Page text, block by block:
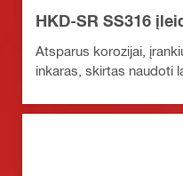
HKD-SR SS316
Atsparus korozijai,
inkaras, skirtas naudoti